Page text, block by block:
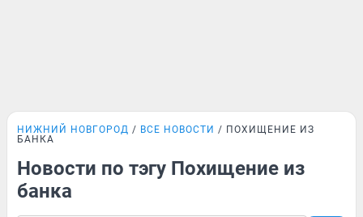
НИЖНИЙ НОВГОРОД ВСЕ НОВОСТИ
ПОХИЩЕНИЕ ИЗ
БАНКА
Новости по тэгу Похищение из
банка